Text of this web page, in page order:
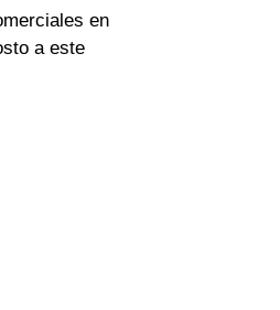
en
a este